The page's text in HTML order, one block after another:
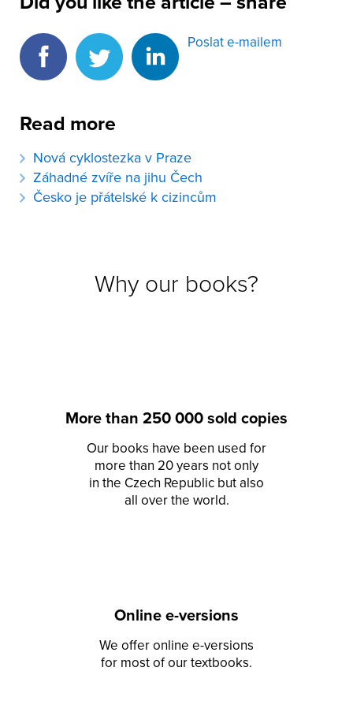
Poslat e-mailem
Read more
Nová cyklostezka v Praze
Záhadné zvíře na jihu Čech
Česko je přátelské k cizincům
Why our books?
More than 250 000 sold copies
Our books have been used for
more than 20 years not only
in the Czech Republic but also
all over the world.
Online e-versions
We offer online e-versions
for most of our textbooks.